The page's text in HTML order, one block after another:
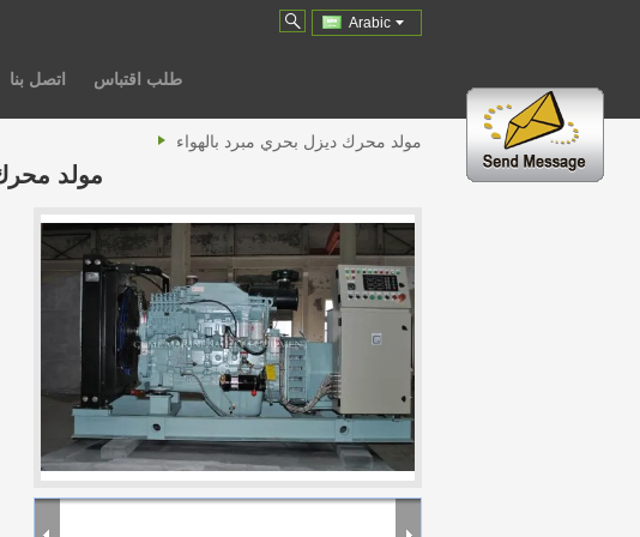
Arabic
اتصل بنا طلب اقتباس
مولد محرك ديزل بحري مبرد بالهواء
مولد